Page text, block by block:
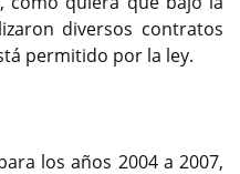
diversos contratos
permitido por la ley.
los años 2004 a 2007,